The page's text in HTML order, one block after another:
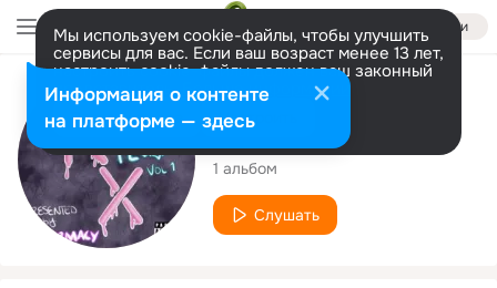
Войти
Мы используем cookie-файлы, чтобы улучшить
сервисы для вас. Если ваш возраст менее 13 лет,
настроить cookie-файлы должен ваш законный
представитель. Больше информации
Разрешить все Настроить
Исполнитель
ThPharmacy
1 альбом
Слушать
Информация о контенте
на платформе — здесь